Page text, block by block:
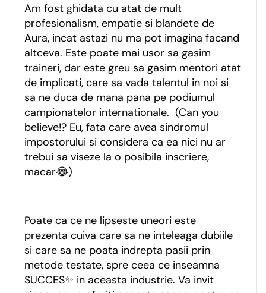
Am fost ghidata cu atat de mult
profesionalism, empatie si blandete de
Aura, incat astazi nu ma pot imagina facand
altceva. Este poate mai usor sa gasim
traineri, dar este greu sa gasim mentori atat
de implicati, care sa vada talentul in noi si
sa ne duca de mana pana pe podiumul
campionatelor internationale. (Can you
believe!? Eu, fata care avea sindromul
impostorului si considera ca ea nici nu ar
trebui sa viseze la o posibila inscriere,
macar😂)
Poate ca ce ne lipseste uneori este
prezenta cuiva care sa ne inteleaga dubiile
si care sa ne poata indrepta pasii prin
metode testate, spre ceea ce inseamna
SUCCES✨ in aceasta industrie. Va invit